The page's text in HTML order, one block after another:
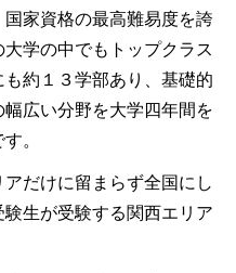
家資格の最高難易度を誇
学の中でもトップクラス
約１３学部あり、基礎的
広い分野を大学四年間を
。
だけに留まらず全国にし
生が受験する関西エリア